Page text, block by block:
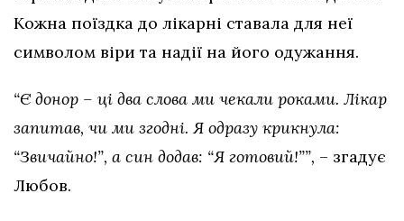
Кожна поїздка до лікарні ставала для неї
символом віри та надії на його одужання.
“Є донор – ці два слова ми чекали роками. Лікар
запитав, чи ми згодні. Я одразу крикнула:
“Звичайно!”, а син додав: “Я готовий!””, – згадує
Любов.